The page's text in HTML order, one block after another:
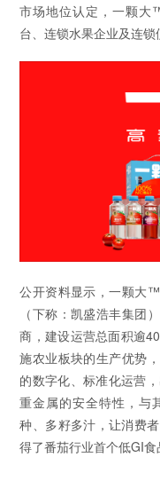
市场地位认定，一颗
台、连锁水果企业及连锁
公开资料显示，一颗大
（下称：凯盛浩丰集团
商，建设运营总面积逾
施农业板块的生产优势
的数字化、标准化运营
重金属的安全特性，与
种、多籽多汁，让消费
得了番茄行业首个低GI食